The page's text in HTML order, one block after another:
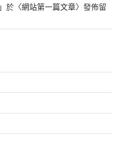
」於〈網站第一篇文章〉發佈留